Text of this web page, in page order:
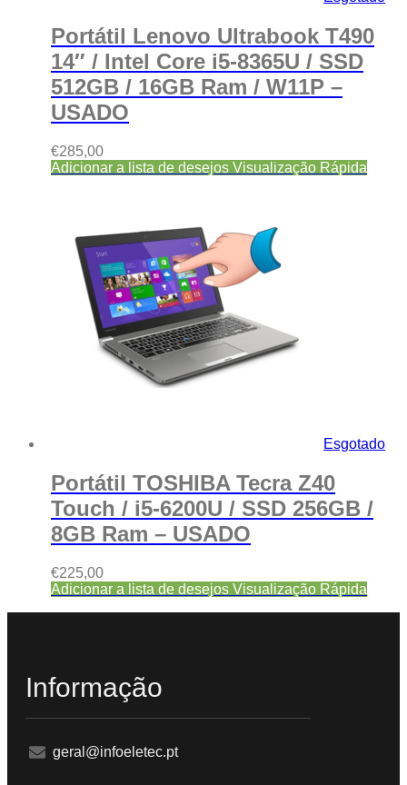
Portátil Lenovo Ultrabook T490
14″ / Intel Core i5-8365U / SSD
512GB / 16GB Ram / W11P –
USADO
€285,00
Adicionar a lista de desejos Visualização Rápida
Esgotado
Portátil TOSHIBA Tecra Z40
Touch / i5-6200U / SSD 256GB /
8GB Ram – USADO
€225,00
Adicionar a lista de desejos Visualização Rápida
Informação
geral@infoeletec.pt